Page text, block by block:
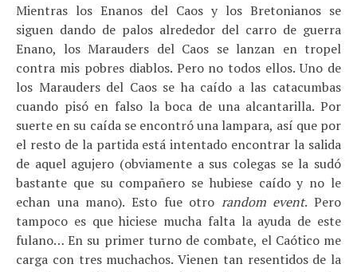
Mientras los Enanos del Caos y los Bretonianos se
siguen dando de palos alrededor del carro de guerra
Enano, los Marauders del Caos se lanzan en tropel
contra mis pobres diablos. Pero no todos ellos. Uno de
los Marauders del Caos se ha caído a las catacumbas
cuando pisó en falso la boca de una alcantarilla. Por
suerte en su caída se encontró una lampara, así que por
el resto de la partida está intentado encontrar la salida
de aquel agujero (obviamente a sus colegas se la sudó
bastante que su compañero se hubiese caído y no le
echan una mano). Esto fue otro random event. Pero
tampoco es que hiciese mucha falta la ayuda de este
fulano… En su primer turno de combate, el Caótico me
carga con tres muchachos. Vienen tan resentidos de la